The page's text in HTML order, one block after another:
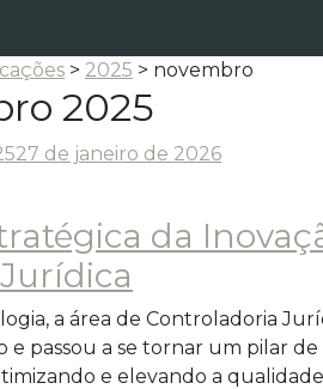
> 2025 > novembro
2025
27 de janeiro de 2026
da
a área de Controladoria
e passou a se tornar um pilar
e elevando a